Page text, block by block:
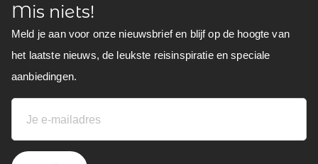
Mis niets!
Meld je aan voor onze nieuwsbrief en blijf op de hoogte van
het laatste nieuws, de leukste reisinspiratie en speciale
aanbiedingen.